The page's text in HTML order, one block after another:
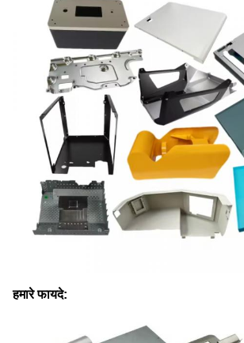
हमारे फायदे: